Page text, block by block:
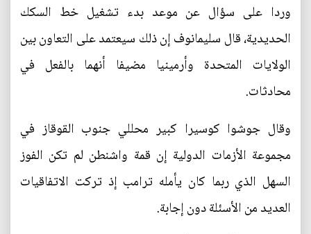
وردا على سؤال عن موعد بدء تشغيل خط السكك
الحديدية، قال سليمانوف إن ذلك سيعتمد على التعاون بين
الولايات المتحدة وأرمينيا مضيفا أنهما بالفعل في
محادثات.
وقال جوشوا كوسيرا كبير محللي جنوب القوقاز في
مجموعة الأزمات الدولية إن قمة واشنطن لم تكن الفوز
السهل الذي ربما كان يأمله ترامب إذ تركت الاتفاقيات
العديد من الأسئلة دون إجابة.